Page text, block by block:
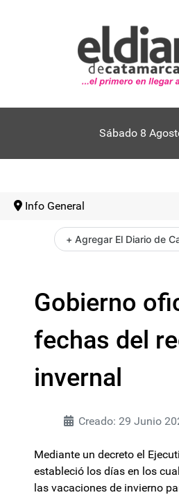
Sábado 8
Info General
+ Agregar El Diario de
Gobierno
fechas del
invernal
Creado: 29 Junio
Mediante un decreto el
estableció los días en los
las vacaciones de invierno